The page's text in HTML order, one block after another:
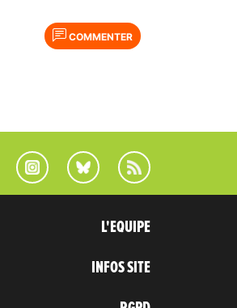
COMMENTER
L'EQUIPE
INFOS SITE